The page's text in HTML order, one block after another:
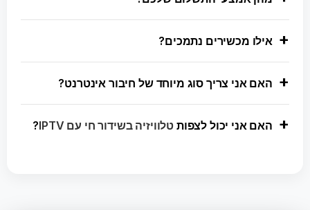
אילו מכשירים נתמכים?
האם אני צריך סוג מיוחד של חיבור אינטרנט?
האם אני יכול לצפות טלוויזיה בשידור חי עם IPTV ?